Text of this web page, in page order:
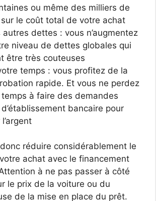
ou même des milliers de
le coût total de votre achat
autres dettes : vous n’augmentez
niveau de dettes globales qui
être très couteuses
temps : vous profitez de la
rapide. Et vous ne perdez
à faire des demandes
bancaire pour
réduire considérablement le
achat avec le financement
à ne pas passer à côté
le prix de la voiture ou du
de la mise en place du prêt.